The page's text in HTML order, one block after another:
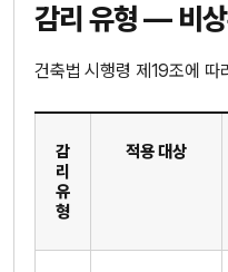
감리 유형 — 비
건축법 시행령 제19조에 따
감
리
유
형
적용 대상